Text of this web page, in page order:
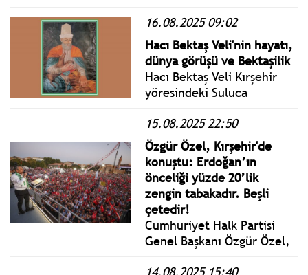
kaybettiği ''asrın felaketi''
olarak anılan büyük
depremin üzerinden 26 yıl
geçti.
16.08.2025 09:02
Hacı Bektaş Veli'nin hayatı,
dünya görüşü ve Bektaşilik
Hacı Bektaş Veli Kırşehir
yöresindeki Suluca
yerleşiş, Orta Anadolu’yu
dolaştıktan sonra Anadolu
kültürünü, Anadolu
insanının gelenek ve
göreneklerini özümseyerek
yeni bir bilim ve öğreti
merkezi kurmuştur.
15.08.2025 22:50
Özgür Özel, Kırşehir'de
konuştu: Erdoğan’ın
önceliği yüzde 20’lik
zengin tabakadır. Beşli
çetedir!
Cumhuriyet Halk Partisi
Genel Başkanı Özgür Özel,
14.08.2025 15:40